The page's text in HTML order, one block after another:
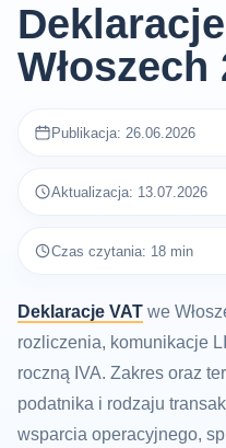
Włoszech
Publikacja: 26.06.2026
Aktualizacja: 13.07.2026
Czas czytania: 18 min
Deklaracje VAT we
rozliczenia, komunikacje
roczną IVA. Zakres oraz
podatnika i rodzaju
wsparcia operacyjnego,